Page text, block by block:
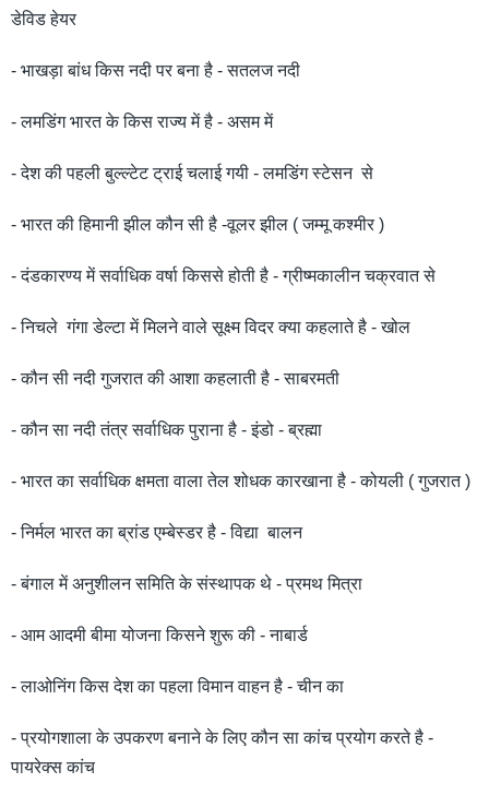
डेविड हेयर
- भाखड़ा बांध किस नदी पर बना है - सतलज नदी
- लमडिंग भारत के किस राज्य में है - असम में
- देश की पहली बुल्ल्टेट ट्राई चलाई गयी - लमडिंग स्टेसन से
- भारत की हिमानी झील कौन सी है -वूलर झील ( जम्मू कश्मीर )
- दंडकारण्य में सर्वाधिक वर्षा किससे होती है - ग्रीष्मकालीन चक्रवात से
- निचले गंगा डेल्टा में मिलने वाले सूक्ष्म विदर क्या कहलाते है - खोल
- कौन सी नदी गुजरात की आशा कहलाती है - साबरमती
- कौन सा नदी तंत्र सर्वाधिक पुराना है - इंडो - ब्रह्मा
- भारत का सर्वाधिक क्षमता वाला तेल शोधक कारखाना है - कोयली ( गुजरात )
- निर्मल भारत का ब्रांड एम्बेस्डर है - विद्या बालन
- बंगाल में अनुशीलन समिति के संस्थापक थे - प्रमथ मित्रा
- आम आदमी बीमा योजना किसने शुरू की - नाबार्ड
- लाओनिंग किस देश का पहला विमान वाहन है - चीन का
- प्रयोगशाला के उपकरण बनाने के लिए कौन सा कांच प्रयोग करते है -
पायरेक्स कांच